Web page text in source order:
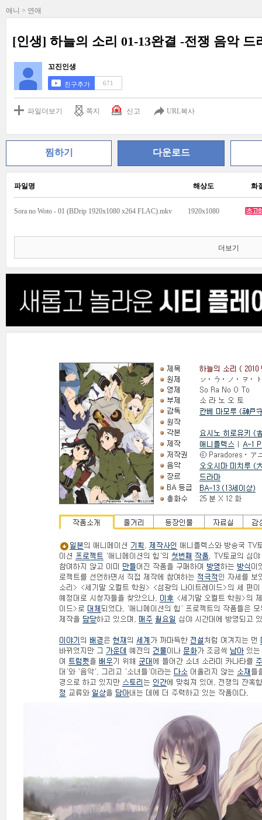
애니 > 연애
[인생] 하늘의 소리 01-13완결 -전쟁 음악 드
꼬진인생
친구추가 671
파일더보기 쪽지 신고 URL복사
찜하기 다운로드
파일명 해상도 화
Sora no Woto - 01 (BDrip 1920x1080 x264 FLAC).mkv 1920x1080
더보기